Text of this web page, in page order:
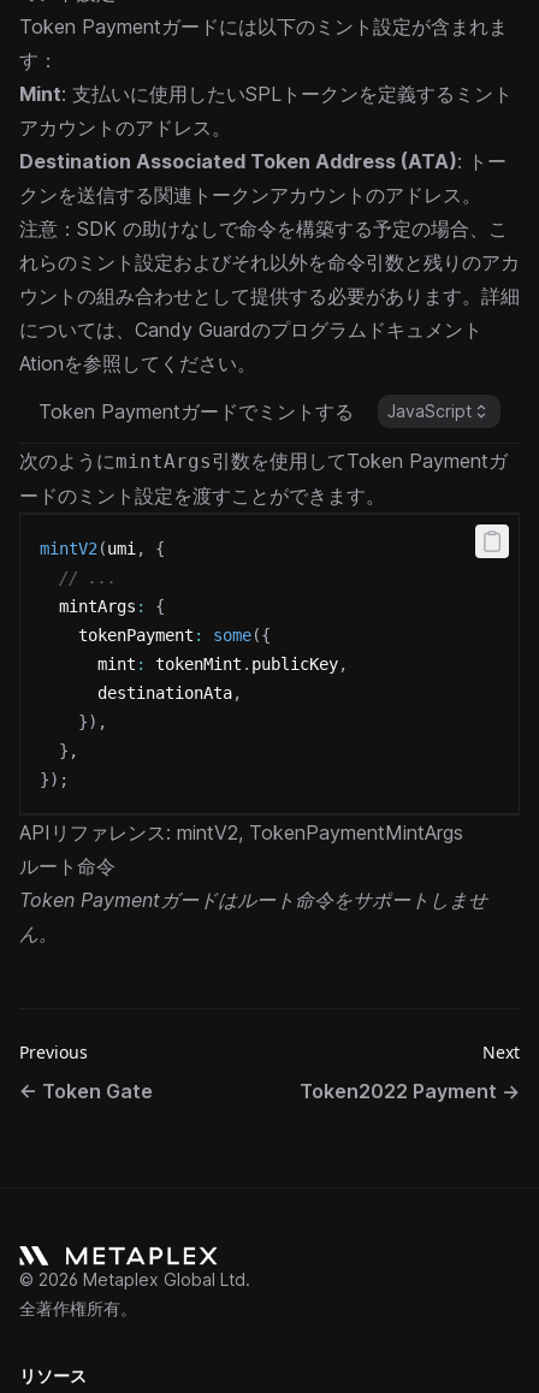
Token Paymentガードには以下のミント設定が含まれま
す：
Mint: 支払いに使用したいSPLトークンを定義するミント
アカウントのアドレス。
Destination Associated Token Address (ATA): トー
クンを送信する関連トークンアカウントのアドレス。
注意：SDK の助けなしで命令を構築する予定の場合、こ
れらのミント設定およびそれ以外を命令引数と残りのアカ
ウントの組み合わせとして提供する必要があります。詳細
については、 Candy Guardのプログラムドキュメント
Ationを参照してください。
Token Paymentガードでミントする
JavaScript
次のようにmintArgs引数を使用してToken Paymentガ
ードのミント設定を渡すことができます。
mintV2 (umi ,
{
// ...
  mintArgs
:
{
    tokenPayment
: some({
      mint
: tokenMint . publicKey,
      destinationAta
,
}) ,
} ,
}) ;
APIリファレンス: mintV2, TokenPaymentMintArgs
ルート命令
Token Paymentガードはルート命令をサポートしませ
ん。
Previous
← Token Gate
Next
Token2022 Payment →
© 2026 Metaplex Global Ltd.
全著作権所有。
リソース